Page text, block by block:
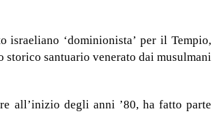
israeliano ‘dominionista’ per il Tempio,
storico santuario venerato dai musulmani
all’inizio degli anni ’80, ha fatto parte